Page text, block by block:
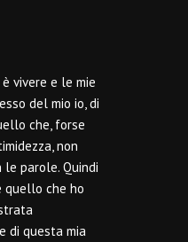
vivere e le mie
del mio io, di
che, forse
non
le parole. Quindi
quello che ho
di questa mia